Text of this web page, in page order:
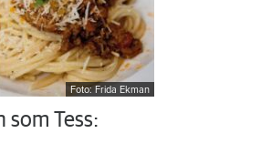
Foto: Frida Ekman
som Tess: